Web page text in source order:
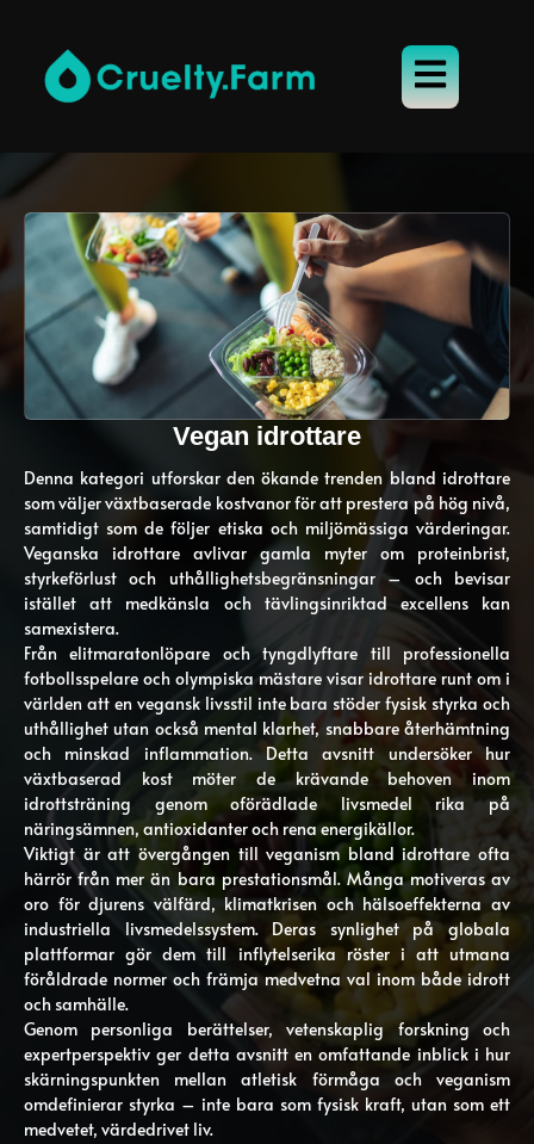
Vegan idrottare
Denna kategori utforskar den ökande trenden bland idrottare
som väljer växtbaserade kostvanor för att prestera på hög nivå,
samtidigt som de följer etiska och miljömässiga värderingar.
Veganska idrottare avlivar gamla myter om proteinbrist,
styrkeförlust och uthållighetsbegränsningar – och bevisar
istället att medkänsla och tävlingsinriktad excellens kan
samexistera.
Från elitmaratonlöpare och tyngdlyftare till professionella
fotbollsspelare och olympiska mästare visar idrottare runt om i
världen att en vegansk livsstil inte bara stöder fysisk styrka och
uthållighet utan också mental klarhet, snabbare återhämtning
och minskad inflammation. Detta avsnitt undersöker hur
växtbaserad kost möter de krävande behoven inom
idrottsträning genom oförädlade livsmedel rika på
näringsämnen, antioxidanter och rena energikällor.
Viktigt är att övergången till veganism bland idrottare ofta
härrör från mer än bara prestationsmål. Många motiveras av
oro för djurens välfärd, klimatkrisen och hälsoeffekterna av
industriella livsmedelssystem. Deras synlighet på globala
plattformar gör dem till inflytelserika röster i att utmana
föråldrade normer och främja medvetna val inom både idrott
och samhälle.
Genom personliga berättelser, vetenskaplig forskning och
expertperspektiv ger detta avsnitt en omfattande inblick i hur
skärningspunkten mellan atletisk förmåga och veganism
omdefinierar styrka – inte bara som fysisk kraft, utan som ett
medvetet, värdedrivet liv.